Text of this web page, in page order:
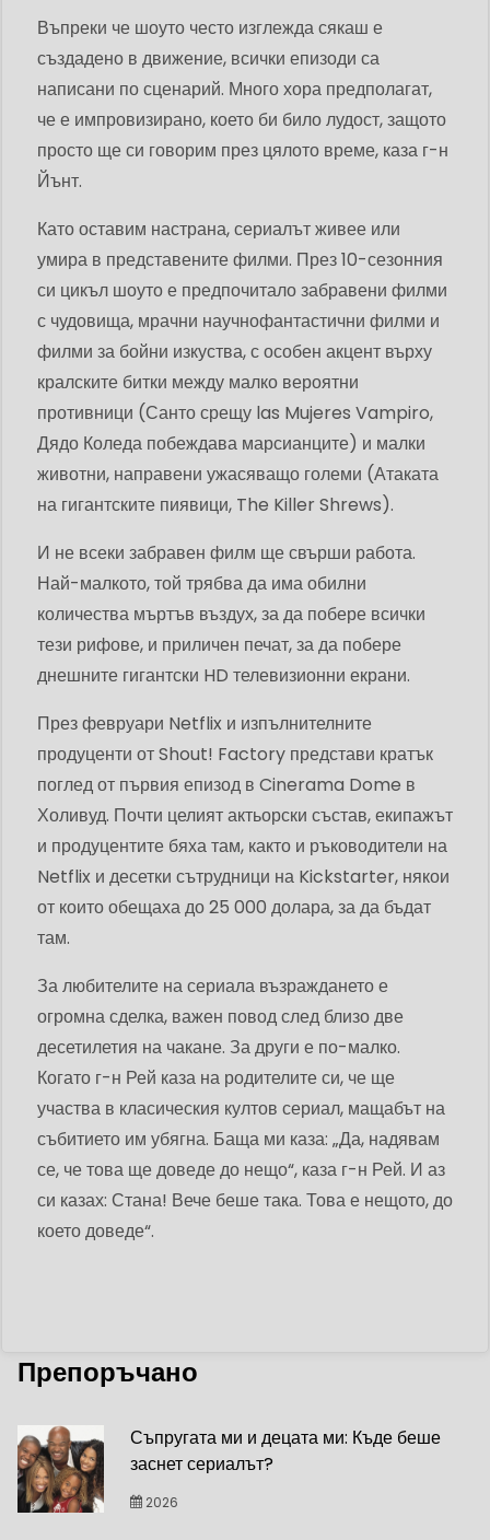
Въпреки че шоуто често изглежда сякаш е
създадено в движение, всички епизоди са
написани по сценарий. Много хора предполагат,
че е импровизирано, което би било лудост, защото
просто ще си говорим през цялото време, каза г-н
Йънт.
Като оставим настрана, сериалът живее или
умира в представените филми. През 10-сезонния
си цикъл шоуто е предпочитало забравени филми
с чудовища, мрачни научнофантастични филми и
филми за бойни изкуства, с особен акцент върху
кралските битки между малко вероятни
противници (Санто срещу las Mujeres Vampiro,
Дядо Коледа побеждава марсианците) и малки
животни, направени ужасяващо големи (Атаката
на гигантските пиявици, The Killer Shrews).
И не всеки забравен филм ще свърши работа.
Най-малкото, той трябва да има обилни
количества мъртъв въздух, за да побере всички
тези рифове, и приличен печат, за да побере
днешните гигантски HD телевизионни екрани.
През февруари Netflix и изпълнителните
продуценти от Shout! Factory представи кратък
поглед от първия епизод в Cinerama Dome в
Холивуд. Почти целият актьорски състав, екипажът
и продуцентите бяха там, както и ръководители на
Netflix и десетки сътрудници на Kickstarter, някои
от които обещаха до 25 000 долара, за да бъдат
там.
За любителите на сериала възраждането е
огромна сделка, важен повод след близо две
десетилетия на чакане. За други е по-малко.
Когато г-н Рей каза на родителите си, че ще
участва в класическия култов сериал, мащабът на
събитието им убягна. Баща ми каза: „Да, надявам
се, че това ще доведе до нещо“, каза г-н Рей. И аз
си казах: Стана! Вече беше така. Това е нещото, до
което доведе“.
Препоръчано
Съпругата ми и децата ми: Къде беше
заснет сериалът?
2026